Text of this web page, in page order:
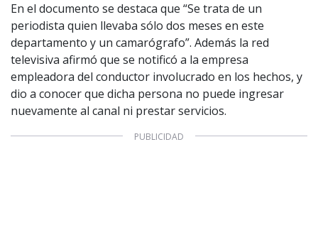
En el documento se destaca que “Se trata de un
periodista quien llevaba sólo dos meses en este
departamento y un camarógrafo”. Además la red
televisiva afirmó que se notificó a la empresa
empleadora del conductor involucrado en los hechos, y
dio a conocer que dicha persona no puede ingresar
nuevamente al canal ni prestar servicios.